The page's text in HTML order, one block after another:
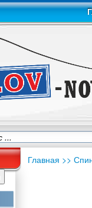
Главная >>